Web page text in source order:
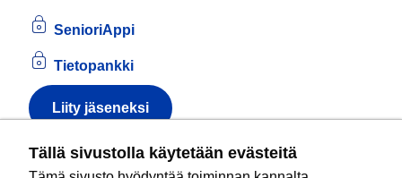
Tällä sivustolla käytetään evästeitä
SenioriAppi
Tietopankki
Liity jäseneksi
Tietoa evästeistä